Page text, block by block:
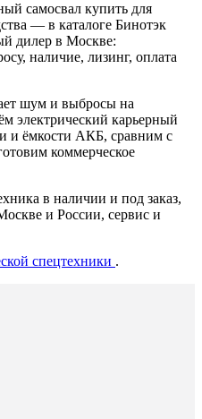
самосвал купить для
— в каталоге Бинотэк
дилер в Москве:
наличие, лизинг, оплата
шум и выбросы на
электрический карьерный
и ёмкости АКБ, сравним с
коммерческое
в наличии и под заказ,
и России, сервис и
спецтехники .